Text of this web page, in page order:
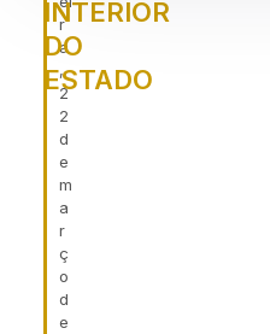
r
a
,
2
2
d
e
m
a
r
ç
o
d
e
INTERIOR
DO
ESTADO